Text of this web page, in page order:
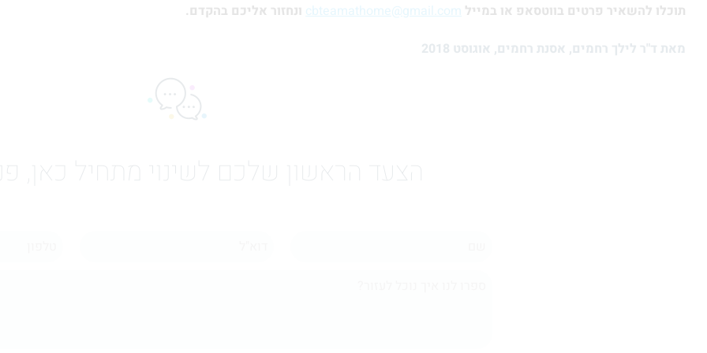
תוכלו להשאיר פרטים בווטסאפ או במייל cbteamathome@gmail.com ונחזור אליכם בהקדם.
מאת ד"ר לילך רחמים, אסנת רחמים, אוגוסט 2018
הצעד הראשון שלכם לשינוי מתחיל כאן, פנו